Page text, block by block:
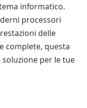
informatico.
processori
delle
complete, questa
soluzione per le tue